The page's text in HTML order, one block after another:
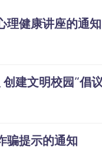
理健康讲座的通知
建文明校园”倡
骗提示的通知